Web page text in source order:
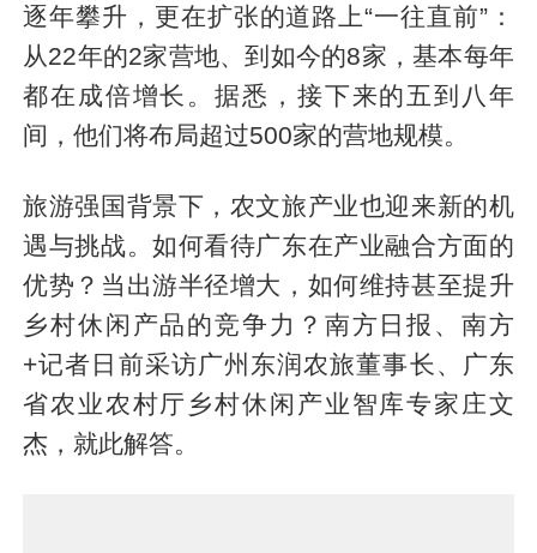
逐年攀升，更在扩张的道路上“一往直前”：
从22年的2家营地、到如今的8家，基本每年
都在成倍增长。据悉，接下来的五到八年
间，他们将布局超过500家的营地规模。
旅游强国背景下，农文旅产业也迎来新的机
遇与挑战。如何看待广东在产业融合方面的
优势？当出游半径增大，如何维持甚至提升
乡村休闲产品的竞争力？南方日报、南方
+记者日前采访广州东润农旅董事长、广东
省农业农村厅乡村休闲产业智库专家庄文
杰，就此解答。